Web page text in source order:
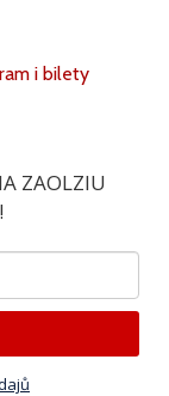
i bilety
ZAOLZIU